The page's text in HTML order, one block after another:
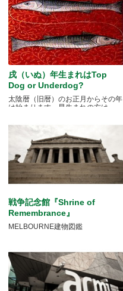
戌（いぬ）年生まれはTop
Dog or Underdog?
太陰暦（旧暦）のお正月からその年
は始まります。早生まれの方は.....
戦争記念館『Shrine of
Remembrance』
MELBOURNE建物図鑑